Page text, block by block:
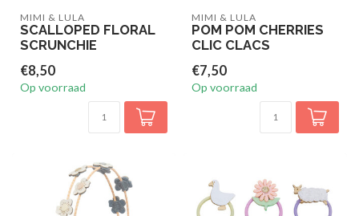
MIMI & LULA
SCALLOPED FLORAL
SCRUNCHIE
€8,50
Op voorraad
MIMI & LULA
POM POM CHERRIES
CLIC CLACS
€7,50
Op voorraad